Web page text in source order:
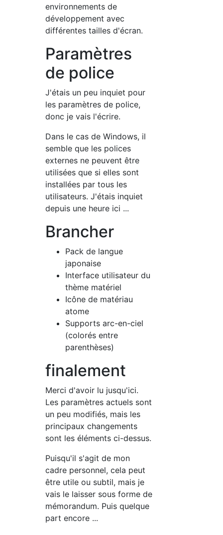
environnements de
développement avec
différentes tailles d'écran.
Paramètres
de police
J'étais un peu inquiet pour
les paramètres de police,
donc je vais l'écrire.
Dans le cas de Windows, il
semble que les polices
externes ne peuvent être
utilisées que si elles sont
installées par tous les
utilisateurs. J'étais inquiet
depuis une heure ici ...
Brancher
Pack de langue
japonaise
Interface utilisateur du
thème matériel
Icône de matériau
atome
Supports arc-en-ciel
(colorés entre
parenthèses)
finalement
Merci d'avoir lu jusqu'ici.
Les paramètres actuels sont
un peu modifiés, mais les
principaux changements
sont les éléments ci-dessus.
Puisqu'il s'agit de mon
cadre personnel, cela peut
être utile ou subtil, mais je
vais le laisser sous forme de
mémorandum. Puis quelque
part encore ...